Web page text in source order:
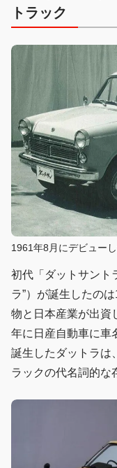
トラック
1961年8月にデビュー
初代「ダットサント
ラ”）が誕生したの
物と日本産業が出資
年に日産自動車に車
誕生したダットラは
ラックの代名詞的な